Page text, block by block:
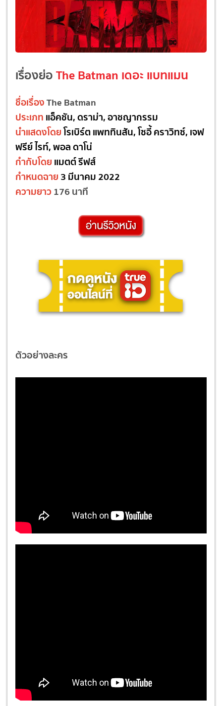
เรื่องย่อThe Batman เดอะ แบทแมน
ชื่อเรื่องThe Batman
ประเภท แอ็คชัน, ดราม่า, อาชญากรรม
นำแสดงโดยโรเบิร์ต แพททินสัน, โซอี้ คราวิทซ์, เจฟ
ฟรีย์ ไรท์, พอล ดาโน่
กำกับโดย แมตต์ รีฟส์
กำหนดฉาย 3 มีนาคม 2022
ความยาว176 นาที
ตัวอย่างละคร